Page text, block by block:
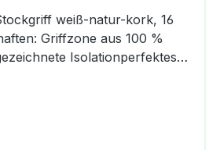
weiß-natur-kork, 16
Griffzone aus 100 %
Isolationperfektes